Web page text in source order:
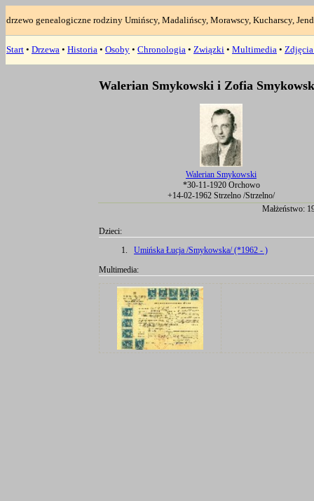
drzewo genealogiczne rodziny Umińscy, Madalińscy, Morawscy, Kucharscy,
Start • Drzewa • Historia • Osoby • Chronologia • Związki • Multimedia •
Walerian Smykowski i Zofia
Walerian Smykowski
*30-11-1920 Orchowo
+14-02-1962 Strzelno /Strzelno/
Małżeństwo:
Dzieci:
1.
Umińska Łucja /Smykowska/ (*1962 - )
Multimedia: